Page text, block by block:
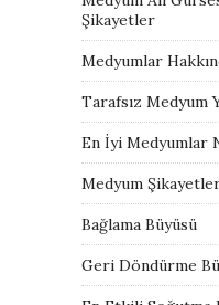
Şikayetler
Medyumlar
Tarafsız Medyum
En İyi Medyumlar
Medyum
Bağlama Büyüsü
Geri Döndürme